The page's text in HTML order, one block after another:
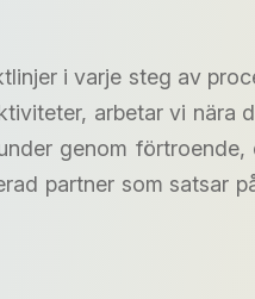
i varje steg av
arbetar vi
genom
partner som satsar